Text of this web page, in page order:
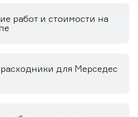
работ и стоимости на
для Мерседес